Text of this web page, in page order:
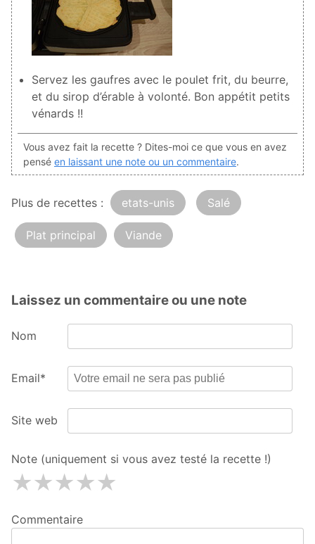
Servez les gaufres avec le poulet frit, du beurre,
et du sirop d’érable à volonté. Bon appétit petits
vénards !!
Vous avez fait la recette ? Dites-moi ce que vous en avez
pensé en laissant une note ou un commentaire.
Plus de recettes : etats-unis Salé
Plat principal Viande
Laissez un commentaire ou une note
Nom
Email*
Site web
Note (uniquement si vous avez testé la recette !)
4 étoiles
3 étoiles
2 étoiles
1 étoiles
Commentaire